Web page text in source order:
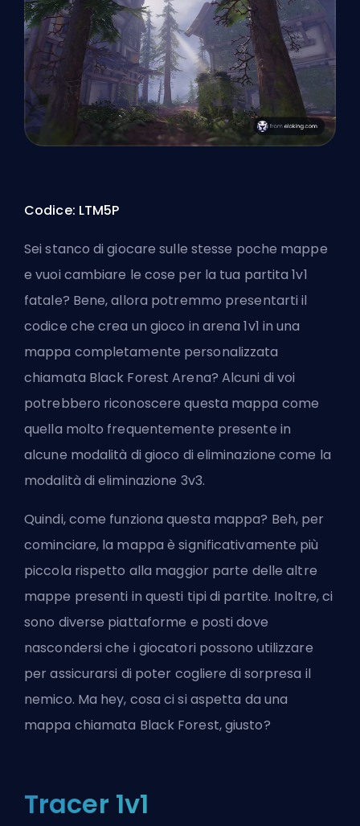
Codice: LTM5P
Sei stanco di giocare sulle stesse poche mappe
e vuoi cambiare le cose per la tua partita 1v1
fatale? Bene, allora potremmo presentarti il
codice che crea un gioco in arena 1v1 in una
mappa completamente personalizzata
chiamata Black Forest Arena? Alcuni di voi
potrebbero riconoscere questa mappa come
quella molto frequentemente presente in
alcune modalità di gioco di eliminazione come la
modalità di eliminazione 3v3.
Quindi, come funziona questa mappa? Beh, per
cominciare, la mappa è significativamente più
piccola rispetto alla maggior parte delle altre
mappe presenti in questi tipi di partite. Inoltre, ci
sono diverse piattaforme e posti dove
nascondersi che i giocatori possono utilizzare
per assicurarsi di poter cogliere di sorpresa il
nemico. Ma hey, cosa ci si aspetta da una
mappa chiamata Black Forest, giusto?
Tracer 1v1